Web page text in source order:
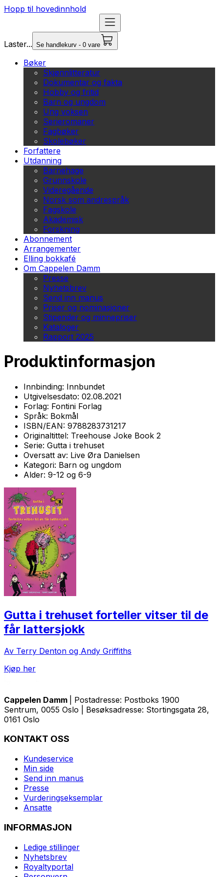
Hopp til hovedinnhold
Laster... Se handlekurv - 0 vare
Bøker
Skjønnlitteratur
Dokumentar og fakta
Hobby og fritid
Barn og ungdom
Ung voksen
Serieromaner
Fagbøker
Skolebøker
Forfattere
Utdanning
Barnehage
Grunnskole
Videregående
Norsk som andrespråk
Fagskole
Akademisk
Forskning
Abonnement
Arrangementer
Elling bokkafé
Om Cappelen Damm
Presse
Nyhetsbrev
Send inn manus
Priser og nominasjoner
Stipender og minnepriser
Kataloger
Rapport 2025
Produktinformasjon
Innbinding: Innbundet
Utgivelsesdato: 02.08.2021
Forlag: Fontini Forlag
Språk: Bokmål
ISBN/EAN: 9788283731217
Originaltittel: Treehouse Joke Book 2
Serie: Gutta i trehuset
Oversatt av: Live Øra Danielsen
Kategori: Barn og ungdom
Alder: 9-12 og 6-9
Gutta i trehuset forteller vitser til de
får lattersjokk
Av Terry Denton og Andy Griffiths
Kjøp her
Cappelen Damm
| Postadresse: Postboks 1900
Sentrum, 0055 Oslo | Besøksadresse: Stortingsgata 28,
0161 Oslo
KONTAKT OSS
Kundeservice
Min side
Send inn manus
Presse
Vurderingseksemplar
Ansatte
INFORMASJON
Ledige stillinger
Nyhetsbrev
Royaltyportal